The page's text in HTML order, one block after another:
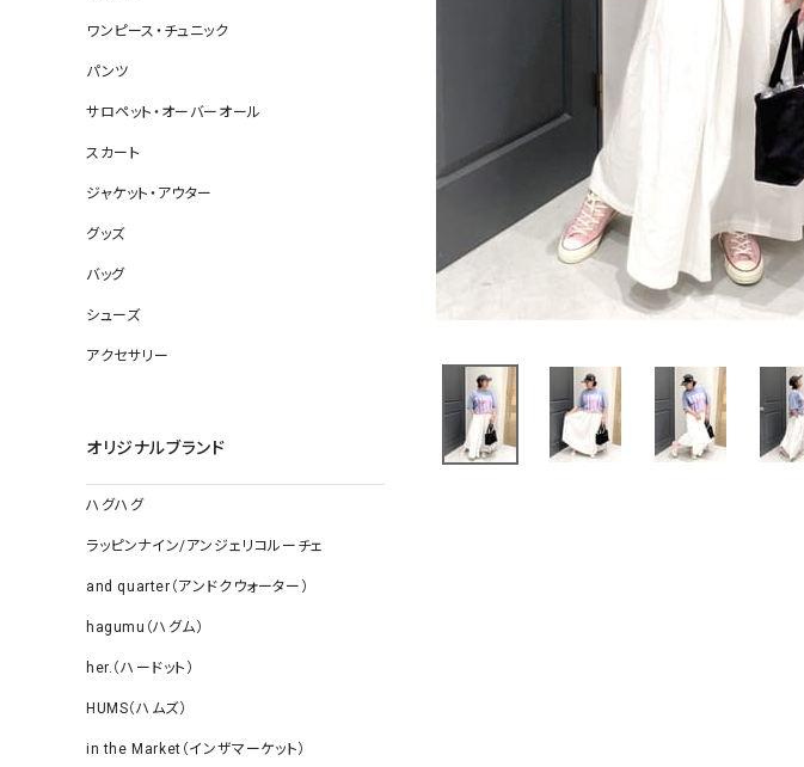
すべ
バッグ
帽子
その他アウター
ワンピース・チュニック
パンツ
サロペット・オーバーオール
スカート
ジャケット・アウター
グッズ
バッグ
シューズ
アクセサリー
オリジナルブランド
ハグハグ
ラッピンナイン/アンジェリコルーチェ
and quarter（アンドクウォーター）
hagumu（ハグム）
her.（ハードット）
HUMS（ハムズ）
in the Market（インザマーケット）